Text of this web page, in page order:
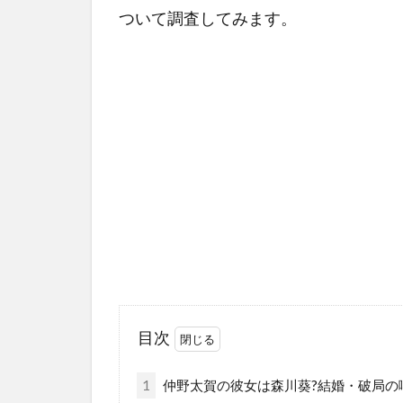
ついて調査してみます。
目次
1 仲野太賀の彼女は森川葵?結婚・破局の